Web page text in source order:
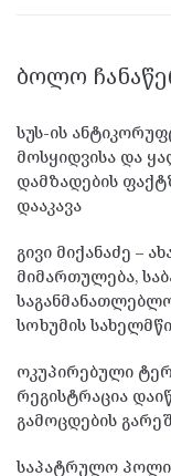
ᲑᲝᲚᲝ
სუს-ის
მოსყიდვისა და
დამზადების
დააკავა
გივი მიქანაძე –
მიმართულება,
სოხუმის
ოკუპირებული
რეგისტრაცია
გამოცდების
საპატრულო